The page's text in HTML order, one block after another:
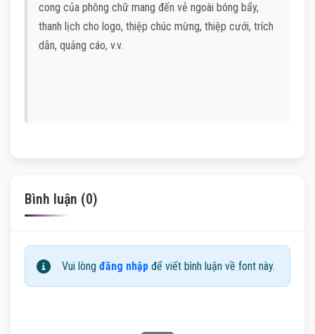
cong của phông chữ mang đến vẻ ngoài bóng bẩy,
thanh lịch cho logo, thiệp chúc mừng, thiệp cưới, trích
dẫn, quảng cáo, v.v.
Bình luận (0)
Vui lòng đăng nhập để viết bình luận về font này.